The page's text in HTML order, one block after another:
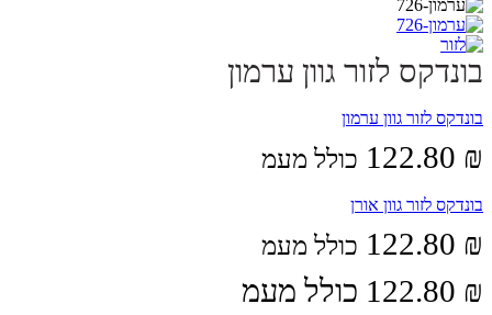
בונדקס לזור גוון ערמון
בונדקס לזור גוון ערמון
122.80 ₪ כולל מעמ
בונדקס לזור גוון אורן
122.80 ₪ כולל מעמ
122.80 ₪ כולל מעמ